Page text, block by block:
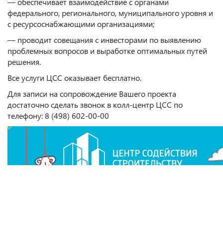
федерального, регионального, муниципального уровня и
с ресурсоснабжающими организациями;
— проводит совещания с инвесторами по выявлению
проблемных вопросов и выработке оптимальных путей
решения.
Все услуги ЦСС оказывает бесплатно.
Для записи на сопровождение Вашего проекта
достаточно сделать звонок в колл-центр ЦСС по
телефону: 8 (498) 602-00-00